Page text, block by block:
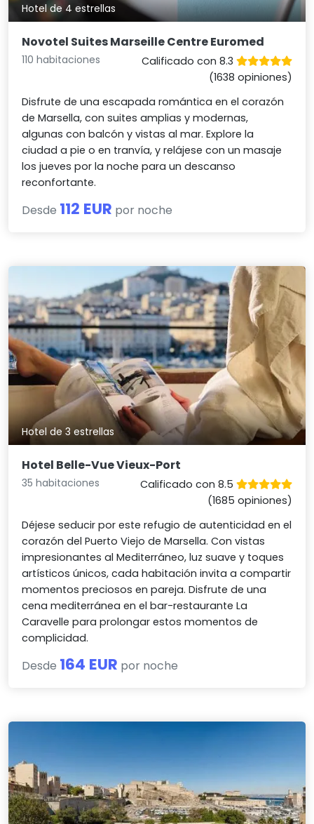
Hotel de 4 estrellas
Novotel Suites Marseille Centre Euromed
110 habitaciones
Calificado con 8.3
(1638 opiniones)
Disfrute de una escapada romántica en el corazón
de Marsella, con suites amplias y modernas,
algunas con balcón y vistas al mar. Explore la
ciudad a pie o en tranvía, y relájese con un masaje
los jueves por la noche para un descanso
reconfortante.
Desde 112 EUR por noche
Hotel de 3 estrellas
Hotel Belle-Vue Vieux-Port
35 habitaciones
Calificado con 8.5
(1685 opiniones)
Déjese seducir por este refugio de autenticidad en el
corazón del Puerto Viejo de Marsella. Con vistas
impresionantes al Mediterráneo, luz suave y toques
artísticos únicos, cada habitación invita a compartir
momentos preciosos en pareja. Disfrute de una
cena mediterránea en el bar-restaurante La
Caravelle para prolongar estos momentos de
complicidad.
Desde 164 EUR por noche